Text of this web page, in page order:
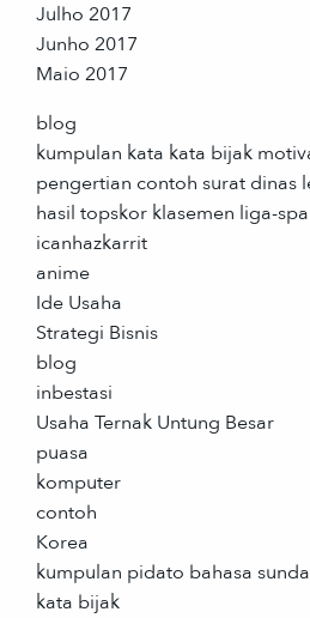
Julho 2017
Junho 2017
Maio 2017
blog
kumpulan kata kata bijak
pengertian contoh surat dinas
hasil topskor klasemen liga-
icanhazkarrit
anime
Ide Usaha
Strategi Bisnis
blog
inbestasi
Usaha Ternak Untung Besar
puasa
komputer
contoh
Korea
kumpulan pidato bahasa sunda
kata bijak